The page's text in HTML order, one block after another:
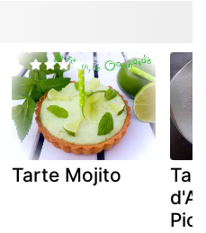
Tarte Mojito
Pic